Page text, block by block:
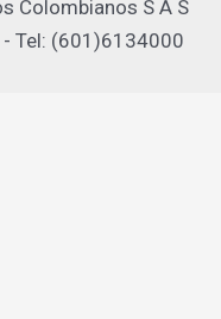
Colombianos S A S
- Tel: (601)6134000